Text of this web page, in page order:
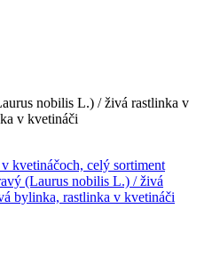
nobilis L.) / živá rastlinka v
v kvetináči
kvetináčoch, celý sortiment
(Laurus nobilis L.) / živá
bylinka, rastlinka v kvetináči